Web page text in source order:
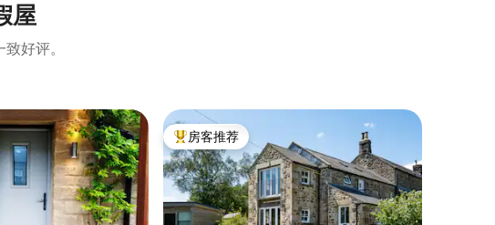
屋
好评。
热门「房客推荐」
房客推荐